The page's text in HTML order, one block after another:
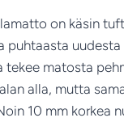
on käsin
puhtaasta uudesta
tekee matosta
alla, mutta
10 mm korkea